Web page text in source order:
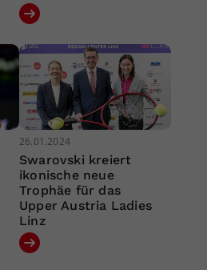
26.01.2024
Swarovski kreiert
ikonische neue
Trophäe für das
Upper Austria Ladies
Linz